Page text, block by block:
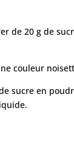
de 20 g de
couleur
sucre en